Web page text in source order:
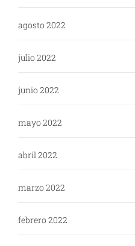
agosto 2022
julio 2022
junio 2022
mayo 2022
abril 2022
marzo 2022
febrero 2022